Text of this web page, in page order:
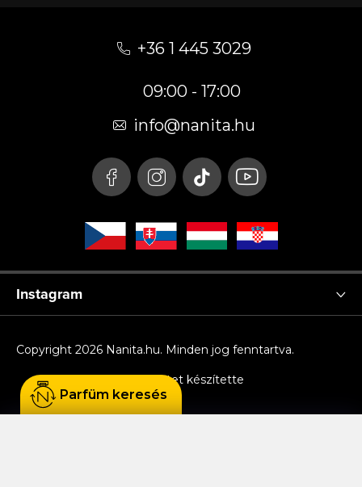
+36 1 445 3029
09:00 - 17:00
info@nanita.hu
Instagram
Shoptet készítette
Copyright 2026 Nanita.hu. Minden jog fenntartva.
Parfüm keresés